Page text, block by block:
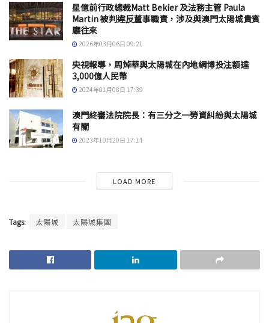
星億前行政總裁Matt Bekier 及法務主管 Paula
Martin 被判違反董事職責，涉及與澳門太陽城貴賓
廳往來
2026年03月06日 09:21
央視報導，周焯華與太陽城在內地網博投注額達
3,000億人民幣
2024年01月08日 17:39
澳門終審法院院長：有三分之一勞資糾紛與太陽城
有關
2023年10月20日 17:14
LOAD MORE
Tags: 太陽城 太陽城集團